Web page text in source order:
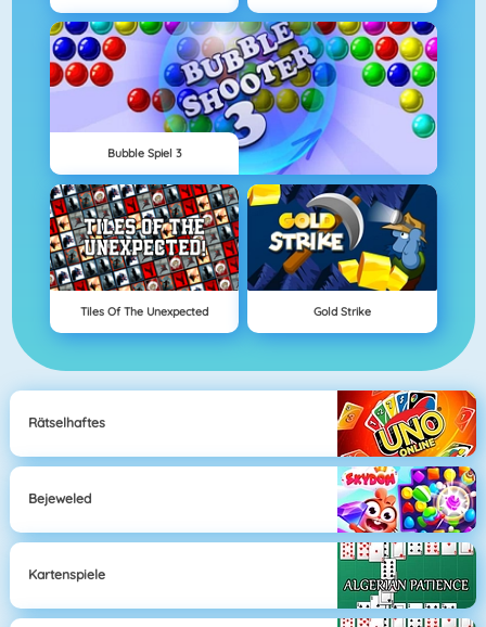
Bubble Spiel 3
Tiles Of The Unexpected Gold Strike
Rätselhaftes
Bejeweled
Kartenspiele